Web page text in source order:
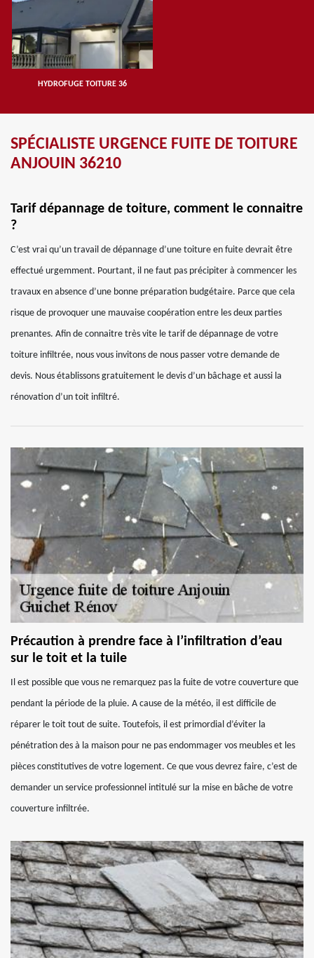
HYDROFUGE TOITURE 36
SPÉCIALISTE URGENCE FUITE DE TOITURE
ANJOUIN 36210
Tarif dépannage de toiture, comment le connaitre
?
C’est vrai qu’un travail de dépannage d’une toiture en fuite devrait être
effectué urgemment. Pourtant, il ne faut pas précipiter à commencer les
travaux en absence d’une bonne préparation budgétaire. Parce que cela
risque de provoquer une mauvaise coopération entre les deux parties
prenantes. Afin de connaitre très vite le tarif de dépannage de votre
toiture infiltrée, nous vous invitons de nous passer votre demande de
devis. Nous établissons gratuitement le devis d’un bâchage et aussi la
rénovation d’un toit infiltré.
Précaution à prendre face à l’infiltration d’eau
sur le toit et la tuile
Il est possible que vous ne remarquez pas la fuite de votre couverture que
pendant la période de la pluie. A cause de la météo, il est difficile de
réparer le toit tout de suite. Toutefois, il est primordial d’éviter la
pénétration des à la maison pour ne pas endommager vos meubles et les
pièces constitutives de votre logement. Ce que vous devrez faire, c’est de
demander un service professionnel intitulé sur la mise en bâche de votre
couverture infiltrée.